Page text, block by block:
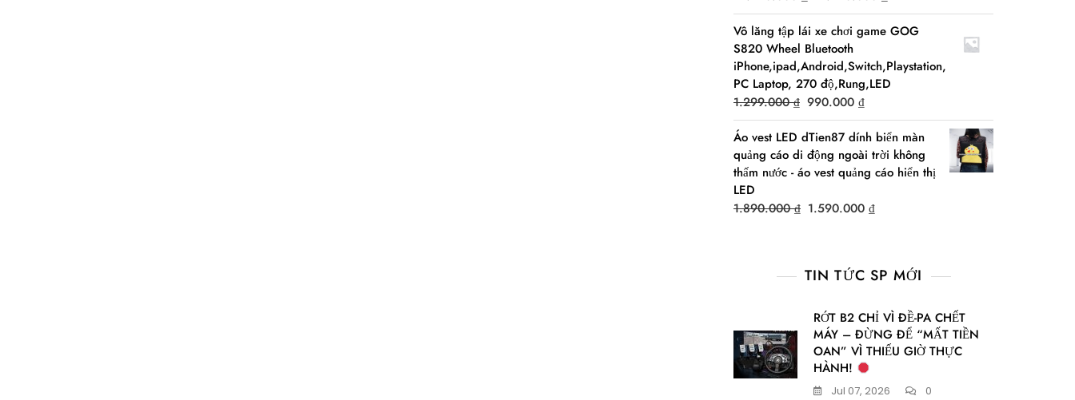
price
was:
21.990.000 ₫.
price
is:
Vô lăng tập lái xe chơi game GOG
S820 Wheel Bluetooth
iPhone,ipad,Android,Switch,Playstation,
PC Laptop, 270 độ,Rung,LED
1.299.000₫ Original
price
was:
1.299.000 ₫.
990.000 ₫
price
is:
990.000 ₫.
Áo vest LED dTien87 dính biển màn
quảng cáo di động ngoài trời không
thấm nước - áo vest quảng cáo hiển thị
LED
1.890.000₫ Original
1.890.000 ₫.
1.590.000 ₫
1.590.000 ₫.
TIN TỨC SP MỚI
RỚT B2 CHỈ VÌ ĐỀ-PA CHẾT
MÁY – ĐỪNG ĐỂ “MẤT TIỀN
OAN” VÌ THIẾU GIỜ THỰC
HÀNH!
Jul 07, 2026 0